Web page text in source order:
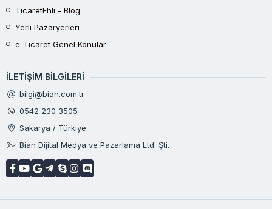
TicaretEhli - Blog
Yerli Pazaryerleri
e-Ticaret Genel Konular
İLETIŞIM BILGILERI
bilgi@bian.com.tr
0542 230 3505
Sakarya / Türkiye
Bian Dijital Medya ve Pazarlama Ltd. Şti.